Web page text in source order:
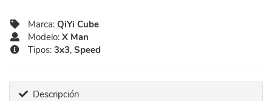
Marca: QiYi Cube
Modelo: X Man
Tipos: 3x3, Speed
Descripción